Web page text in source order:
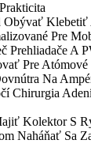
Obývať
Pre
Prehliadače A
Pre
Na
Chirurgia
Kolektor S
Naháňať Sa